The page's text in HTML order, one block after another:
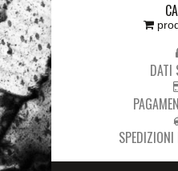
DATI
SPEDIZIONI